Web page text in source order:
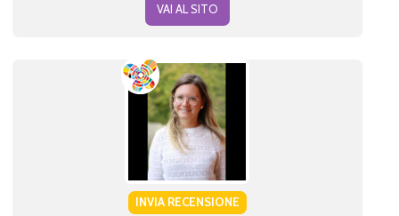
VAI AL SITO
INVIA RECENSIONE